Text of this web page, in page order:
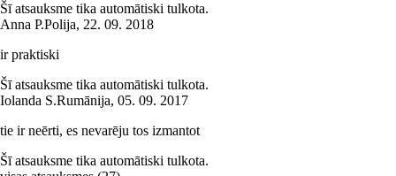
Šī atsauksme tika automātiski tulkota.
Anna P.Polija, 22. 09. 2018
ir praktiski
Šī atsauksme tika automātiski tulkota.
Iolanda S.Rumānija, 05. 09. 2017
tie ir neērti, es nevarēju tos izmantot
Šī atsauksme tika automātiski tulkota.